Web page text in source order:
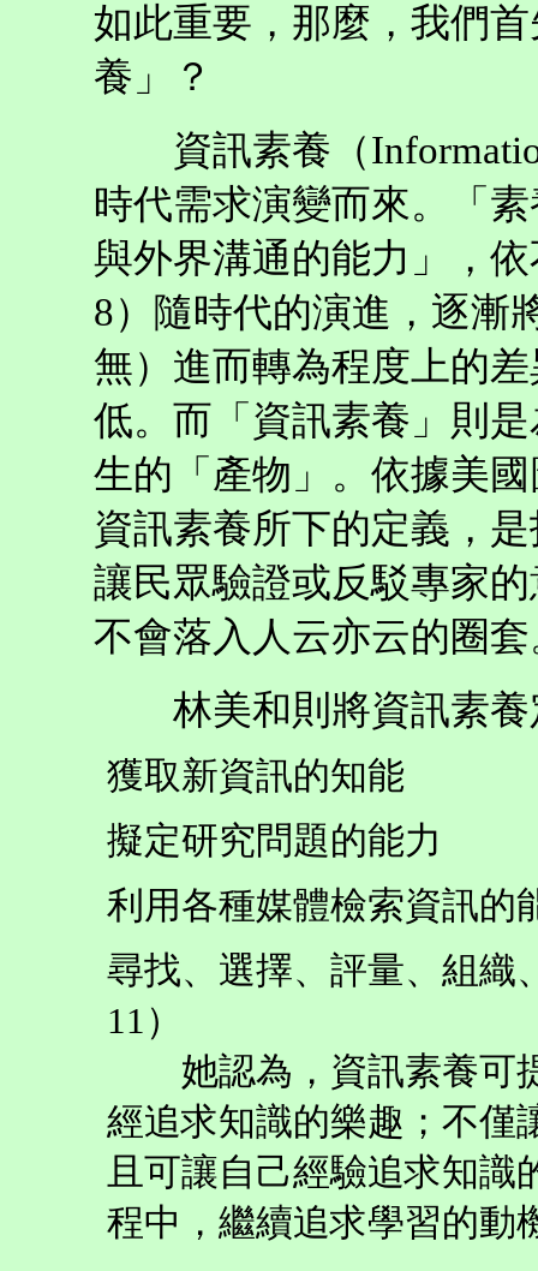
如此重要，那麼，我們
養」？
資訊素養（
時代需求演變而來。「
與外界溝通的能力」，
8）隨時代的演進，逐漸
無）進而轉為程度上的
低。而「資訊素養」則
生的「產物」。依據美
資訊素養所下的定義，
讓民眾驗證或反駁專家
不會落入人云亦云的圈
林美和則將資訊素養
獲取新資訊的知能
擬定研究問題的能力
利用各種媒體檢索資訊的
尋找、選擇、評量、組織
11）
她認為，資訊素養可
經追求知識的樂趣；不僅
且可讓自己經驗追求知識
程中，繼續追求學習的動